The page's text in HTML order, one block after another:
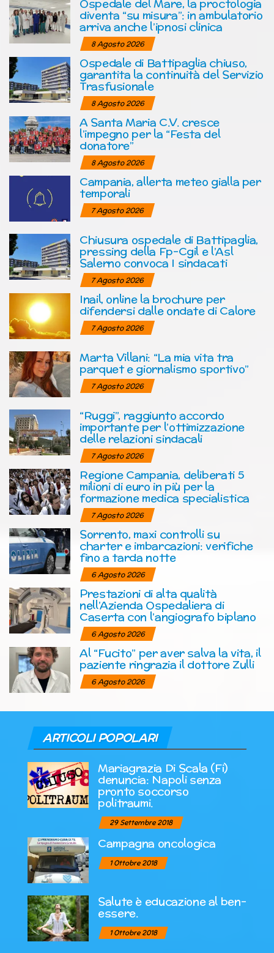
Ospedale del Mare, la proctologia
diventa “su misura”: in ambulatorio
arriva anche l’ipnosi clinica
8 Agosto 2026
Ospedale di Battipaglia chiuso,
garantita la continuità del Servizio
Trasfusionale
8 Agosto 2026
A Santa Maria C.V. cresce
l’impegno per la “Festa del
donatore”
8 Agosto 2026
Campania, allerta meteo gialla per
temporali
7 Agosto 2026
Chiusura ospedale di Battipaglia,
pressing della Fp-Cgil e l’Asl
Salerno convoca I sindacati
7 Agosto 2026
Inail, online la brochure per
difendersi dalle ondate di Calore
7 Agosto 2026
Marta Villani: “La mia vita tra
parquet e giornalismo sportivo”
7 Agosto 2026
“Ruggi”, raggiunto accordo
importante per l’ottimizzazione
delle relazioni sindacali
7 Agosto 2026
Regione Campania, deliberati 5
milioni di euro in più per la
formazione medica specialistica
7 Agosto 2026
Sorrento, maxi controlli su
charter e imbarcazioni: verifiche
fino a tarda notte
6 Agosto 2026
Prestazioni di alta qualità
nell’Azienda Ospedaliera di
Caserta con l’angiografo biplano
6 Agosto 2026
Al “Fucito” per aver salva la vita, il
paziente ringrazia il dottore Zulli
6 Agosto 2026
ARTICOLI POPOLARI
Mariagrazia Di Scala (Fi)
denuncia: Napoli senza
pronto soccorso
politraumi.
29 Settembre 2018
Campagna oncologica
1 Ottobre 2018
Salute è educazione al ben-
essere.
1 Ottobre 2018